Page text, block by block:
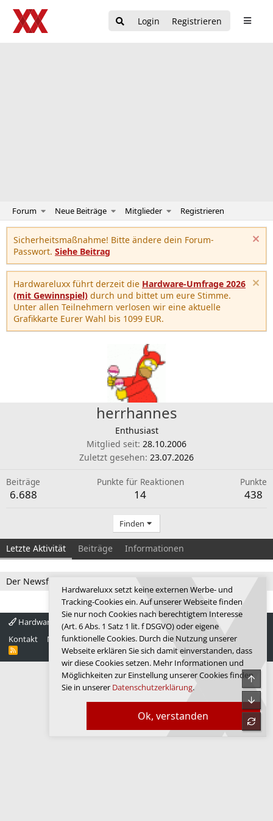
Login Registrieren
Forum Neue Beiträge Mitglieder Registrieren
Sicherheitsmaßnahme! Bitte ändere dein Forum-
Passwort. Siehe Beitrag
Hardwareluxx führt derzeit die Hardware-Umfrage 2026
(mit Gewinnspiel) durch und bittet um eure Stimme.
Unter allen Teilnehmern verlosen wir eine aktuelle
Grafikkarte Eurer Wahl bis 1099 EUR.
herrhannes
Enthusiast
Mitglied seit 28.10.2006
Zuletzt gesehen 23.07.2026
Beiträge
6.688
Punkte für Reaktionen
14
Punkte
438
Finden
Letzte Aktivität Beiträge Informationen
Der Newsfeed ist zur Zeit leer.
Hardwareluxx 4.0
Deutsch
Kontakt
Nutzungsbedingungen Datenschutz Hilfe Startseite
R
Ok, verstanden
Hardwareluxx setzt keine externen Werbe- und
Tracking-Cookies ein. Auf unserer Webseite finden
Sie nur noch Cookies nach berechtigtem Interesse
(Art. 6 Abs. 1 Satz 1 lit. f DSGVO) oder eigene
funktionelle Cookies. Durch die Nutzung unserer
Webseite erklären Sie sich damit einverstanden, dass
wir diese Cookies setzen. Mehr Informationen und
Möglichkeiten zur Einstellung unserer Cookies finden
Sie in unserer Datenschutzerklärung.